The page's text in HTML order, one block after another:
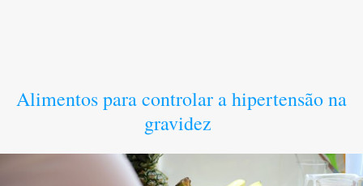
Alimentos para controlar a hipertensão na
gravidez